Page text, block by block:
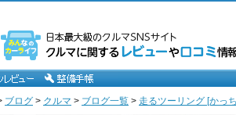
ブログ > クルマ > ブログ一覧 > 走るツーリング [かっ